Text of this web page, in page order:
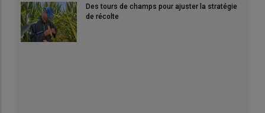
Des tours de champs pour ajuster la stratégie
de récolte